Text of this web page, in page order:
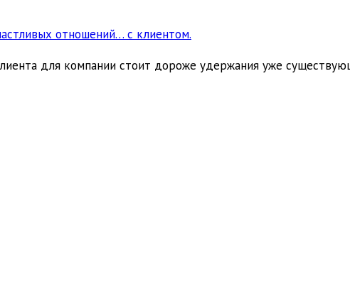
отношений… с клиентом.
для компании стоит дороже удержания уже